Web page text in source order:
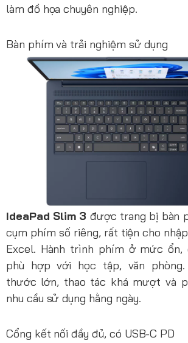
làm đồ họa chuyên nghiệp.
Bàn phím và trải nghiệm sử dụng
IdeaPad Slim 3 được trang bị bàn
cụm phím số riêng, rất tiện cho
Excel. Hành trình phím ở mức ổn,
phù hợp với học tập, văn phòng.
thước lớn, thao tác khá mượt và
nhu cầu sử dụng hằng ngày.
Cổng kết nối đầy đủ, có USB-C PD